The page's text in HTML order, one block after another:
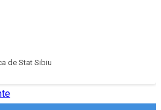
de Stat Sibiu